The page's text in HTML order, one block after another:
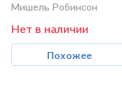
Мишель Робинсон
Нет в наличии
Похожее